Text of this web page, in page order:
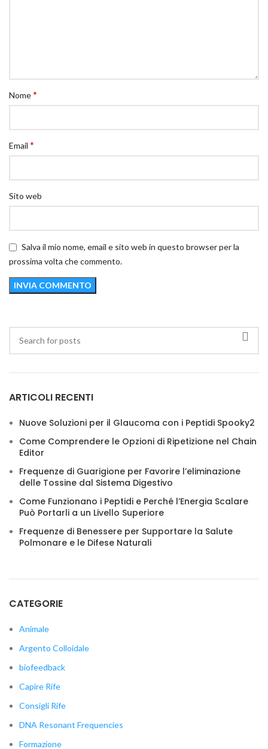
Nome*
Email *
Sito web
Salva il mio nome, email e sito web in questo browser per la
prossima volta che commento.
ARTICOLI RECENTI
Nuove Soluzioni per il Glaucoma con i Peptidi Spooky2
Come Comprendere le Opzioni di Ripetizione nel Chain
Editor
Frequenze di Guarigione per Favorire l’eliminazione
delle Tossine dal Sistema Digestivo
Come Funzionano i Peptidi e Perché l’Energia Scalare
Può Portarli a un Livello Superiore
Frequenze di Benessere per Supportare la Salute
Polmonare e le Difese Naturali
CATEGORIE
Animale
Argento Colloidale
biofeedback
Capire Rife
Consigli Rife
DNA Resonant Frequencies
Formazione